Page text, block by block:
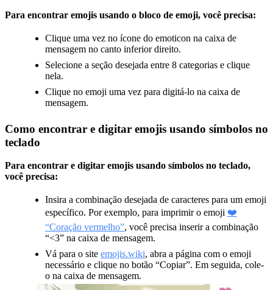
Para encontrar emojis usando o bloco de emoji, você precisa:
Clique uma vez no ícone do emoticon na caixa de
mensagem no canto inferior direito.
Selecione a seção desejada entre 8 categorias e clique
nela.
Clique no emoji uma vez para digitá-lo na caixa de
mensagem.
Como encontrar e digitar emojis usando símbolos no
teclado
Para encontrar e digitar emojis usando símbolos no teclado,
você precisa:
Insira a combinação desejada de caracteres para um emoji
específico. Por exemplo, para imprimir o emoji ❤️
“Coração vermelho”, você precisa inserir a combinação
“<3” na caixa de mensagem.
Vá para o site emojis.wiki, abra a página com o emoji
necessário e clique no botão “Copiar”. Em seguida, cole-
o na caixa de mensagem.